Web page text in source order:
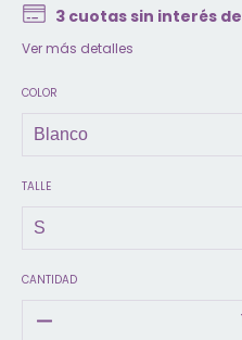
3 cuotas sin interés de
Ver más detalles
COLOR
TALLE
CANTIDAD